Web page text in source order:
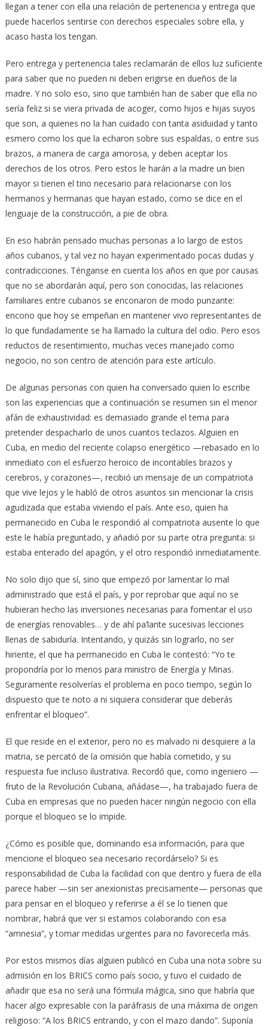
llegan a tener con ella una relación de pertenencia y entrega que
puede hacerlos sentirse con derechos especiales sobre ella, y
acaso hasta los tengan.
Pero entrega y pertenencia tales reclamarán de ellos luz suficiente
para saber que no pueden ni deben erigirse en dueños de la
madre. Y no solo eso, sino que también han de saber que ella no
sería feliz si se viera privada de acoger, como hijos e hijas suyos
que son, a quienes no la han cuidado con tanta asiduidad y tanto
esmero como los que la echaron sobre sus espaldas, o entre sus
brazos, a manera de carga amorosa, y deben aceptar los
derechos de los otros. Pero estos le harán a la madre un bien
mayor si tienen el tino necesario para relacionarse con los
hermanos y hermanas que hayan estado, como se dice en el
lenguaje de la construcción, a pie de obra.
En eso habrán pensado muchas personas a lo largo de estos
años cubanos, y tal vez no hayan experimentado pocas dudas y
contradicciones. Ténganse en cuenta los años en que por causas
que no se abordarán aquí, pero son conocidas, las relaciones
familiares entre cubanos se enconaron de modo punzante:
encono que hoy se empeñan en mantener vivo representantes de
lo que fundadamente se ha llamado la cultura del odio. Pero esos
reductos de resentimiento, muchas veces manejado como
negocio, no son centro de atención para este artículo.
De algunas personas con quien ha conversado quien lo escribe
son las experiencias que a continuación se resumen sin el menor
afán de exhaustividad: es demasiado grande el tema para
pretender despacharlo de unos cuantos teclazos. Alguien en
Cuba, en medio del reciente colapso energético —rebasado en lo
inmediato con el esfuerzo heroico de incontables brazos y
cerebros, y corazones—, recibió un mensaje de un compatriota
que vive lejos y le habló de otros asuntos sin mencionar la crisis
agudizada que estaba viviendo el país. Ante eso, quien ha
permanecido en Cuba le respondió al compatriota ausente lo que
este le había preguntado, y añadió por su parte otra pregunta: si
estaba enterado del apagón, y el otro respondió inmediatamente.
No solo dijo que sí, sino que empezó por lamentar lo mal
administrado que está el país, y por reprobar que aquí no se
hubieran hecho las inversiones necesarias para fomentar el uso
de energías renovables… y de ahí pa’lante sucesivas lecciones
llenas de sabiduría. Intentando, y quizás sin lograrlo, no ser
hiriente, el que ha permanecido en Cuba le contestó: “Yo te
propondría por lo menos para ministro de Energía y Minas.
Seguramente resolverías el problema en poco tiempo, según lo
dispuesto que te noto a ni siquiera considerar que deberás
enfrentar el bloqueo”.
El que reside en el exterior, pero no es malvado ni desquiere a la
matria, se percató de la omisión que había cometido, y su
respuesta fue incluso ilustrativa. Recordó que, como ingeniero —
fruto de la Revolución Cubana, añádase—, ha trabajado fuera de
Cuba en empresas que no pueden hacer ningún negocio con ella
porque el bloqueo se lo impide.
¿Cómo es posible que, dominando esa información, para que
mencione el bloqueo sea necesario recordárselo? Si es
responsabilidad de Cuba la facilidad con que dentro y fuera de ella
parece haber —sin ser anexionistas precisamente— personas que
para pensar en el bloqueo y referirse a él se lo tienen que
nombrar, habrá que ver si estamos colaborando con esa
“amnesia”, y tomar medidas urgentes para no favorecerla más.
Por estos mismos días alguien publicó en Cuba una nota sobre su
admisión en los BRICS como país socio, y tuvo el cuidado de
añadir que esa no será una fórmula mágica, sino que habría que
hacer algo expresable con la paráfrasis de una máxima de origen
religioso: “A los BRICS entrando, y con el mazo dando”. Suponía